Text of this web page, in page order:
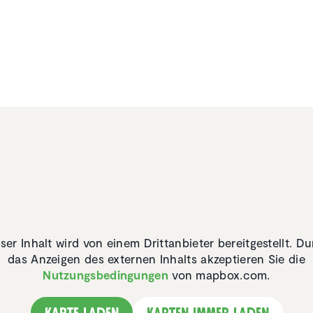
Inhalt wird von einem Drittanbieter bereitgestellt.
das Anzeigen des externen Inhalts akzeptieren Sie die
Nutzungsbedingungenvon mapbox.com.